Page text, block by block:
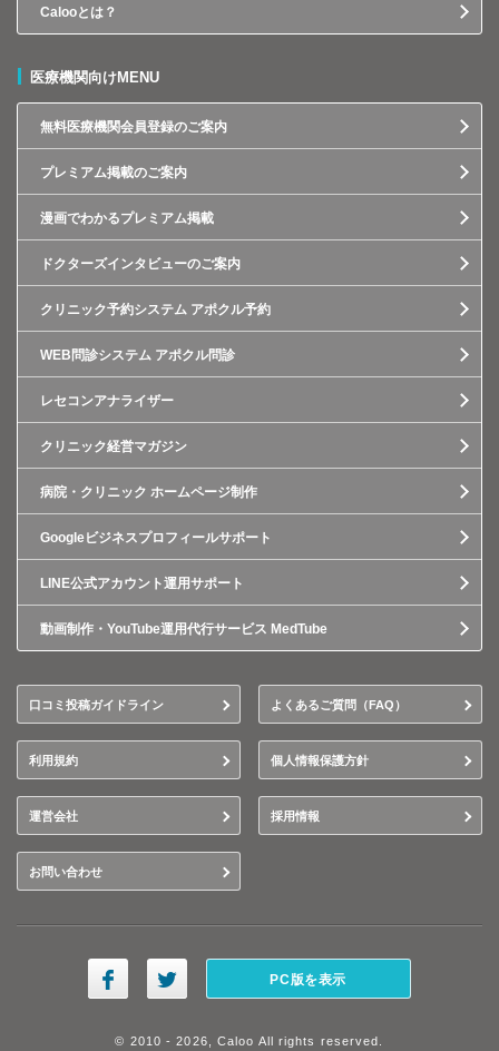
Calooとは？
医療機関向けMENU
無料医療機関会員登録のご案内
プレミアム掲載のご案内
漫画でわかるプレミアム掲載
ドクターズインタビューのご案内
クリニック予約システム アポクル予約
WEB問診システム アポクル問診
レセコンアナライザー
クリニック経営マガジン
病院・クリニック ホームページ制作
Googleビジネスプロフィールサポート
LINE公式アカウント運用サポート
動画制作・YouTube運用代行サービス MedTube
口コミ投稿ガイドライン よくあるご質問（FAQ）
利用規約 個人情報保護方針
運営会社 採用情報
お問い合わせ
PC版を表示
© 2010 - 2026, Caloo All rights reserved.